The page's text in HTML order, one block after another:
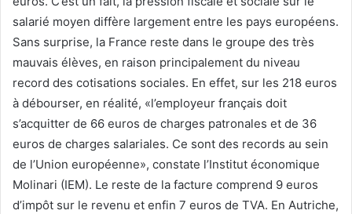
salarié moyen diffère largement entre les pays européens.
Sans surprise, la France reste dans le groupe des très
mauvais élèves, en raison principalement du niveau
record des cotisations sociales. En effet, sur les 218 euros
à débourser, en réalité, «l’employeur français doit
s’acquitter de 66 euros de charges patronales et de 36
euros de charges salariales. Ce sont des records au sein
de l’Union européenne», constate l’Institut économique
Molinari (IEM). Le reste de la facture comprend 9 euros
d’impôt sur le revenu et enfin 7 euros de TVA. En Autriche,